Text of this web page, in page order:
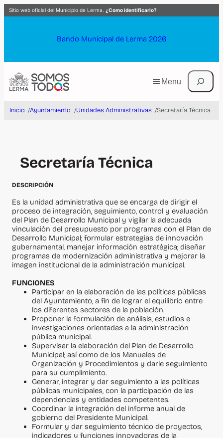
Saltar
al
Sitio web oficial del Municipio de Lerma. ¿Como identificarlo?
Bando Municipal de Lerma 2026
Menu
Buscar
Inicio /Ayuntamiento /Unidades Administrativas /Secretaría Técnica
Secretaría Técnica
DESCRIPCIÓN
Es la unidad administrativa que se encarga de dirigir el
proceso de integración, seguimiento, control y evaluación
del Plan de Desarrollo Municipal y vigilar la adecuada
vinculación del presupuesto por programas con el Plan de
Desarrollo Municipal; formular estrategias de innovación
gubernamental, manejar información estratégica; diseñar
programas de modernización administrativa y mejorar la
imagen institucional de la administración municipal.
FUNCIONES
Participar en la elaboración de las políticas públicas
del Ayuntamiento, a fin de lograr el equilibrio entre
los diferentes sectores de la población.
Proponer la formulación de análisis, estudios e
investigaciones orientadas a la administración
pública municipal.
Supervisar la elaboración del Plan de Desarrollo
Municipal; así como de los Manuales de
Organización y Procedimientos y darle seguimiento
para su cumplimiento.
Generar, integrar y dar seguimiento a las políticas
públicas municipales, con la participación de las
dependencias y entidades competentes.
Coordinar la integración del informe anual de
gobierno del Presidente Municipal.
Formular y dar seguimiento técnico de proyectos,
indicadores y funciones innovadoras de la